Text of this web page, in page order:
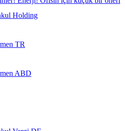
Holding
TR
ABD